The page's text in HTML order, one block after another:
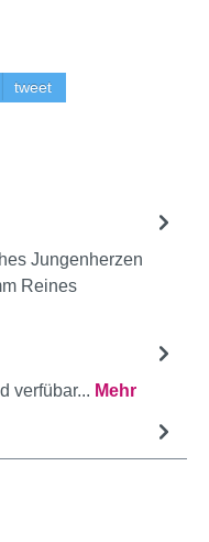
tweet
Jungenherzen
Reines
verfübar... Mehr